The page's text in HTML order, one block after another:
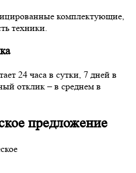
комплектующие,
техники.
24 часа в сутки, 7 дней в
отклик – в среднем в
предложение